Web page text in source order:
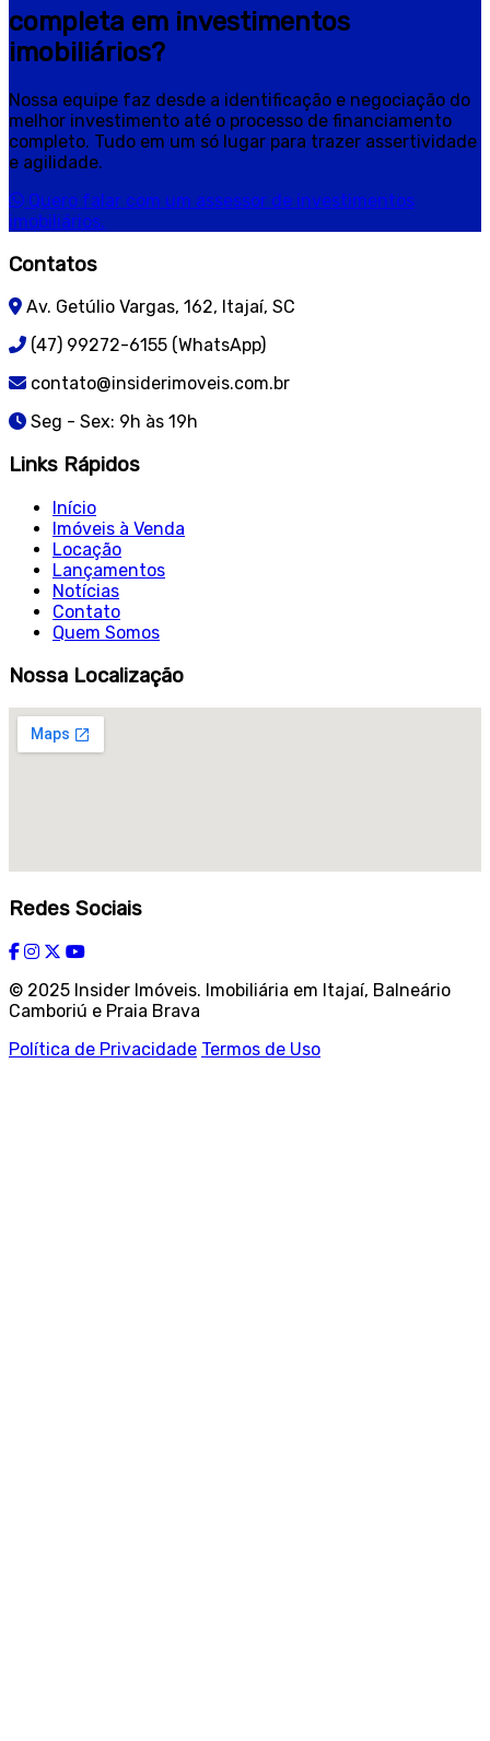
completa em investimentos
imobiliários?
Nossa equipe faz desde a identificação e negociação do
melhor investimento até o processo de financiamento
completo. Tudo em um só lugar para trazer assertividade
e agilidade.
Quero falar com um assessor de investimentos
imobiliários.
Contatos
Av. Getúlio Vargas, 162, Itajaí, SC
(47) 99272-6155 (WhatsApp)
contato@insiderimoveis.com.br
Seg - Sex: 9h às 19h
Links Rápidos
Início
Imóveis à Venda
Locação
Lançamentos
Notícias
Contato
Quem Somos
Nossa Localização
Redes Sociais
© 2025 Insider Imóveis. Imobiliária em Itajaí, Balneário
Camboriú e Praia Brava
Política de Privacidade Termos de Uso